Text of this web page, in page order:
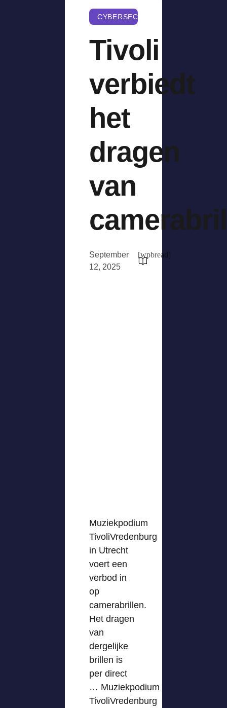
CYBERSECURITY
Tivoli
verbiedt
het
dragen
van
September
12, 2025
[wpbread]
Muziekpodium
TivoliVredenburg
in Utrecht
voert een
verbod in
op
camerabrillen.
Het dragen
van
dergelijke
brillen is
per direct
… Muziekpodium
TivoliVredenburg